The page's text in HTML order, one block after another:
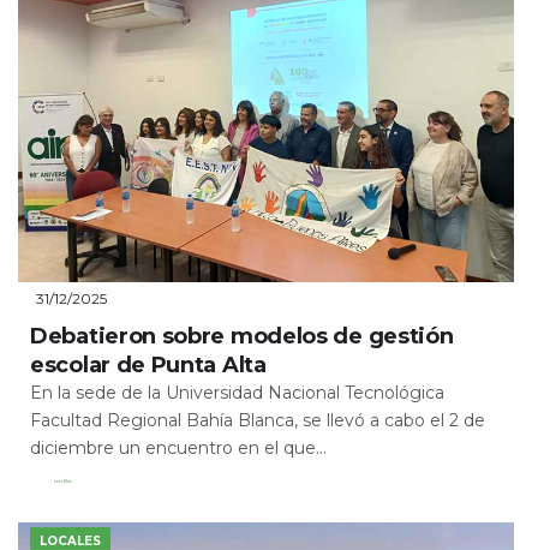
31/12/2025
Debatieron sobre modelos de gestión
escolar de Punta Alta
En la sede de la Universidad Nacional Tecnológica
Facultad Regional Bahía Blanca, se llevó a cabo el 2 de
diciembre un encuentro en el que...
Leer Más
LOCALES